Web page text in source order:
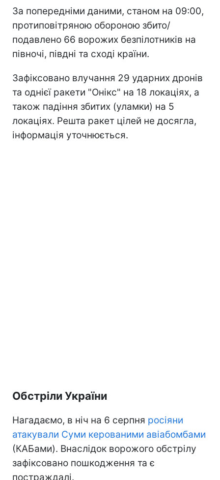
За попередніми даними, станом на 09:00,
протиповітряною обороною збито/
подавлено 66 ворожих безпілотників на
півночі, півдні та сході країни.
Зафіксовано влучання 29 ударних дронів
та однієї ракети "Онікс" на 18 локаціях, а
також падіння збитих (уламки) на 5
локаціях. Решта ракет цілей не досягла,
інформація уточнюється.
Обстріли України
Нагадаємо, в ніч на 6 серпня росіяни
атакували Суми керованими авіабомбами
(КАБами). Внаслідок ворожого обстрілу
зафіксовано пошкодження та є
постраждалі.